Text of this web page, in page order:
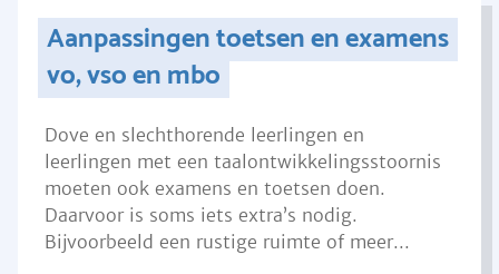
Aanpassingen toetsen en examens
vo, vso en mbo
Dove en slechthorende leerlingen en
leerlingen met een taalontwikkelingsstoornis
moeten ook examens en toetsen doen.
Daarvoor is soms iets extra’s nodig.
Bijvoorbeeld een rustige ruimte of meer...